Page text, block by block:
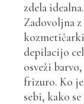
zdela idealna.
Zadovoljna
depilacijo
osveži
frizuro. Ko je
sebi, kako